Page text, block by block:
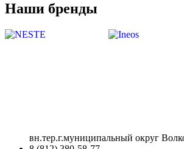
Наши бренды
вн.тер.г.муниципальный округ